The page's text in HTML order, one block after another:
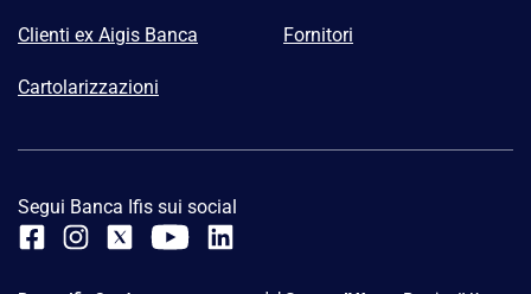
Clienti ex Aigis Banca Fornitori
Cartolarizzazioni
Segui Banca Ifis sui social